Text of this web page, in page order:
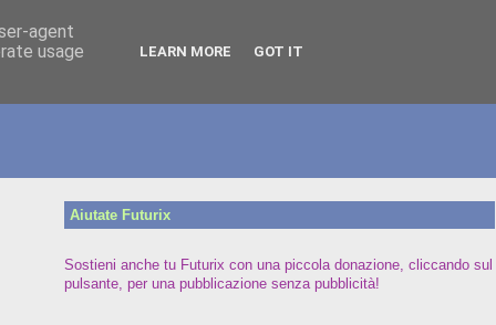
Aiutate Futurix
Sostieni anche tu Futurix con una piccola donazione, cliccando sul
pulsante, per una pubblicazione senza pubblicità!
agent
usage
LEARN MORE GOT IT